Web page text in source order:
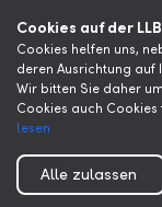
Cookies auf der
Cookies helfen uns,
deren Ausrichtung auf
Wir bitten Sie daher
Cookies auch
lesen
Alle zulassen